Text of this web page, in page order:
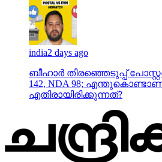
india2 days ago
ബീഹാർ തിരഞ്ഞെടുപ്പ്
142, NDA 98;
എതിരായിരിക്കുന്നത്?